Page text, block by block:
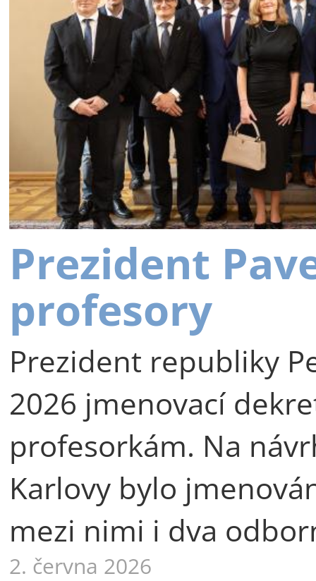
Prezident
profesory
Prezident republiky
2026 jmenovací
profesorkám. Na
Karlovy bylo
mezi nimi i dva
2. června 2026